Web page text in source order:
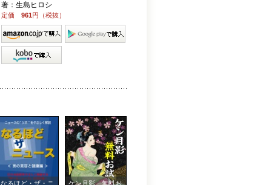
著：生島ヒロシ
定価 961円（税抜）
なるほど・ザ・ニ
ケン月影 無料お